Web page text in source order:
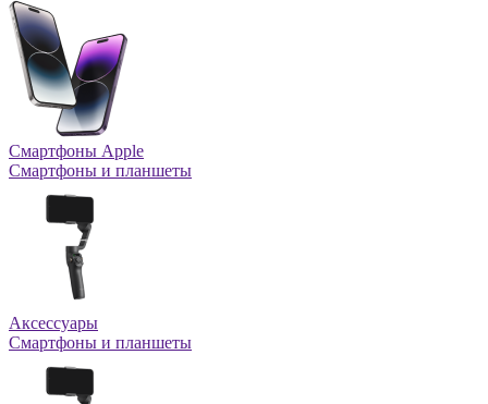
Смартфоны Apple
Смартфоны и планшеты
Аксессуары
Смартфоны и планшеты